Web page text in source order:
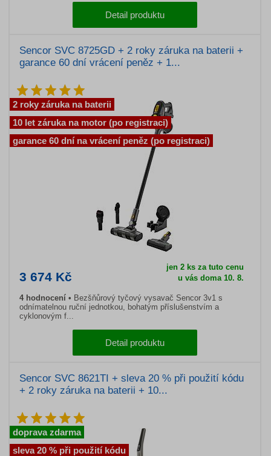
Detail produktu
Sencor SVC 8725GD + 2 roky záruka na baterii +
garance 60 dní vrácení peněz + 1...
3 674 Kč
jen 2 ks za tuto cenu
u vás doma 10. 8.
4 hodnocení
Bezšňůrový tyčový vysavač Sencor 3v1 s
odnímatelnou ruční jednotkou, bohatým příslušenstvím a
cyklonovým f...
Detail produktu
2 roky záruka na baterii
10 let záruka na motor (po registraci)
garance 60 dní na vrácení peněz (po registraci)
Sencor SVC 8621TI + sleva 20 % při použití kódu
+ 2 roky záruka na baterii + 10...
doprava zdarma
sleva 20 % při použití kódu